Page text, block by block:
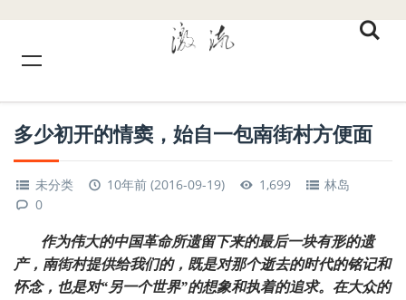
多少初开的情窦，始自一包南街村方便面
未分类 10年前 (2016-09-19) 1,699
林岛
0
作为伟大的中国革命所遗留下来的最后一块有形的遗
产，南街村提供给我们的，既是对那个逝去的时代的铭记和
怀念，也是对“另一个世界”的想象和执着的追求。在大众的